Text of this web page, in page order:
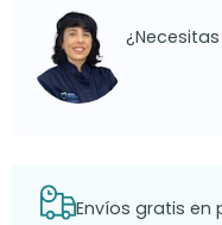
Envíos gratis en